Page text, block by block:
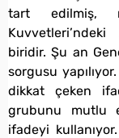
tart edilmiş,
biridir. Şu an
sorgusu
dikkat çeken
grubunu mutlu
ifadeyi